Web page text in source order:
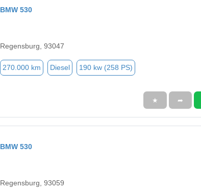
BMW 530
Regensburg, 93047
270.000 km Diesel 190 kw (258 PS)
★ ➦
BMW 530
Regensburg, 93059